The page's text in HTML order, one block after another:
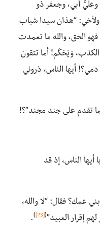
أبي، وجعفر ذو
الجناحين عمي، وقال لي رسول الله r ولأخي: “هذان سيدا شباب
الحق، والله ما تعمدت
وَيْحَكُم! أما تتقون
أيها الناس، ذروني
تقدم على جند مجند”؟!
أيها الناس، إذ قد
عمك؟ فقال: “لا والله،
إقرار العبيد”(
[23]
)
.